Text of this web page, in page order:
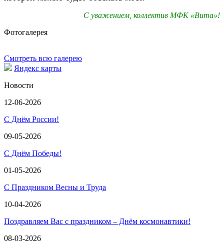
С уважением, коллектив МФК «Вита»!
Фотогалерея
Смотреть всю галерею
Яндекс карты
Новости
12-06-2026
С Днём России!
09-05-2026
С Днём Победы!
01-05-2026
С Праздником Весны и Труда
10-04-2026
Поздравляем Вас с праздником – Днём космонавтики!
08-03-2026